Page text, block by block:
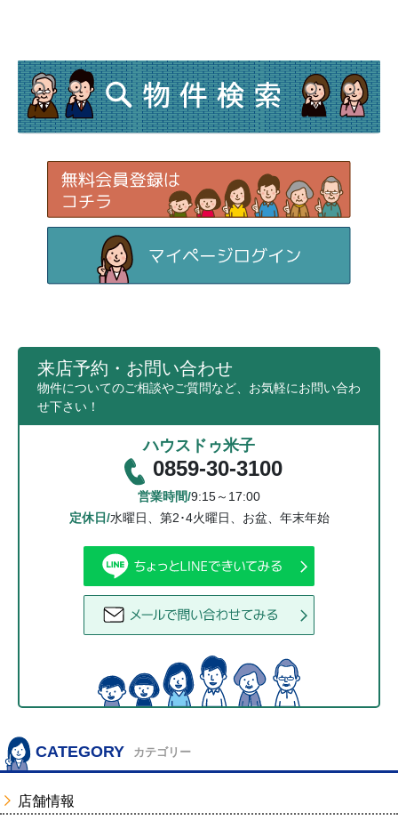
来店予約・お問い合わせ
物件についてのご相談やご質問など、お気軽にお問い合わ
せ下さい！
ハウスドゥ米子
0859-30-3100
営業時間/9:15～17:00
定休日/水曜日、第2･4火曜日、お盆、年末年始
CATEGORY カテゴリー
店舗情報